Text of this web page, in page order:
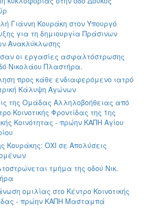
Γιάννη Κουράκη στον Υπουργό
για τη δημιουργία Πράσινων
Ανακλύκλωσης
οι εργασίες ασφαλτόστρωσης
Νικολάου Πλαστήρα.
προς κάθε ενδιαφερόμενο ιατρό
Κάλυψη Αγώνων
της Ομάδας Αλληλοβοήθειας από
Κοινοτικής Φροντίδας της 1ης
Κοινότητας - πρώην ΚΑΠΗ Αγίου
Κουράκης: ΟΧΙ σε Απολύσεις
τμήμα της οδού Νικ.
ομιλίας στο Κέντρο Κοινοτικής
- πρώην ΚΑΠΗ Mασταμπά